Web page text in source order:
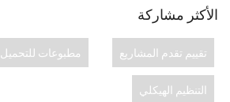
الأكثر مشاركة
تقييم تقدم المشاريع مطبوعات للتحميل
التنظيم الهيكلي